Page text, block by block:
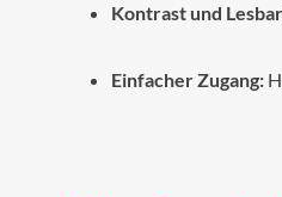
Kontrast und
Einfacher Zugang: